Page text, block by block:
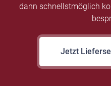
dann schnellstmöglich
Jetzt